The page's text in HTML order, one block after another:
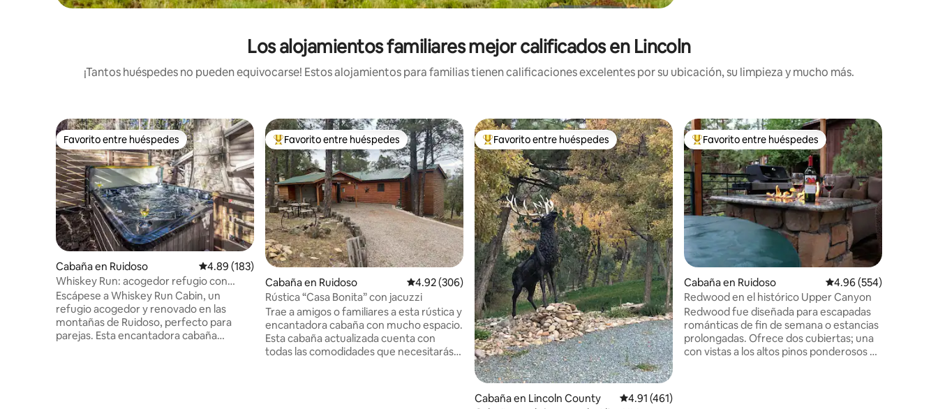
Los alojamientos familiares mejor calificados en Lincoln
¡Tantos huéspedes no pueden equivocarse! Estos alojamientos para familias tienen calificaciones excelentes por su ubicación, su limpieza y mucho más.
Favorito entre huéspedes
Favorito entre huéspedes
Cabaña en Ruidoso Calificación promedio: 4.89 de 5; 183 evaluaciones
4.89 (183)
Whiskey Run: acogedor refugio con
jacuzzi + a pocos pasos de la ciudad
Escápese a Whiskey Run Cabin, un
refugio acogedor y renovado en las
montañas de Ruidoso, perfecto para
parejas. Esta encantadora cabaña
De los mejores en Favorito entre huéspedes
Favorito entre huéspedes
Cabaña en Ruidoso Calificación promedio: 4.92 de 5; 306 evaluaciones
4.92 (306)
Rústica “Casa Bonita” con jacuzzi
Trae a amigos o familiares a esta rústica y
encantadora cabaña con mucho espacio.
Esta cabaña actualizada cuenta con
todas las comodidades que necesitarás
De los mejores en Favorito entre huéspedes
Favorito entre huéspedes
Cabaña en Lincoln County Calificación promedio: 4.91 de 5; 461 evaluaciones
4.91 (461)
De los mejores en Favorito entre huéspedes
Favorito entre huéspedes
Cabaña en Ruidoso Calificación promedio:
4.96 (554)
Redwood en el histórico Upper Canyon
Redwood fue diseñada para escapadas
románticas de fin de semana o estancias
prolongadas. Ofrece dos cubiertas; una
con vistas a los altos pinos ponderosos de